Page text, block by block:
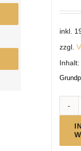
inkl.
zzgl.